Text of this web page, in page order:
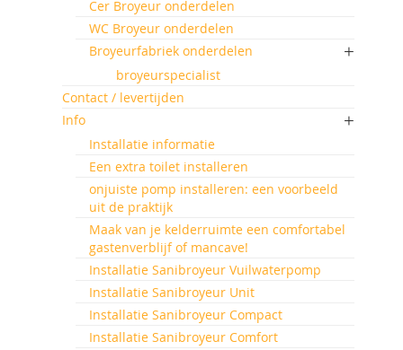
Cer Broyeur onderdelen
WC Broyeur onderdelen
Broyeurfabriek onderdelen
broyeurspecialist
Contact / levertijden
Info
Installatie informatie
Een extra toilet installeren
onjuiste pomp installeren: een voorbeeld
uit de praktijk
Maak van je kelderruimte een comfortabel
gastenverblijf of mancave!
Installatie Sanibroyeur Vuilwaterpomp
Installatie Sanibroyeur Unit
Installatie Sanibroyeur Compact
Installatie Sanibroyeur Comfort